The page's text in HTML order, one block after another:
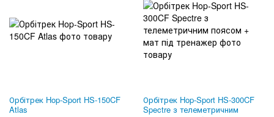
Орбітрек Hop-Sport HS-150CF
Atlas
Орбітрек Hop-Sport HS-300CF
Spectre з телеметричним